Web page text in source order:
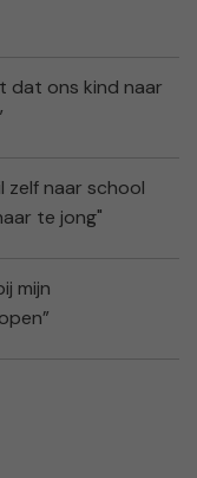
dat ons kind naar
zelf naar school
te jong"
mijn